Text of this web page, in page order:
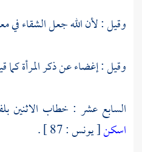
وقيل : لأن الله جعل الشقاء في
وقيل : إغضاء عن ذكر المرأة
السابع عشر : خطاب الاثنين
اسكن[ يونس : 87 ] .